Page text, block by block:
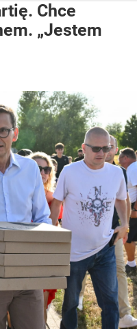
Chce
„Jestem